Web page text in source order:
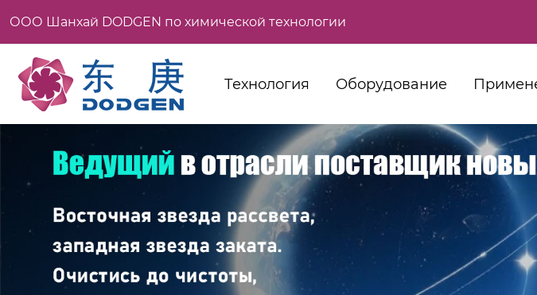
ООО Шанхай DODGEN по химической технологии
Технология Оборудование